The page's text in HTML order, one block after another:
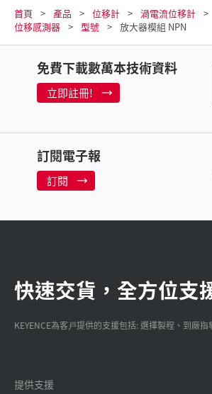
首頁 產品 位移計 渦電流位移計
位移感測器
型號 放大器模組 NPN
免費下載數萬本技術資料
立即註冊!
訂閱電子報
訂閱
快速交貨，全方位支
KEYENCE為客戸提供的支援包括: 選擇製程、到廠
提供支援